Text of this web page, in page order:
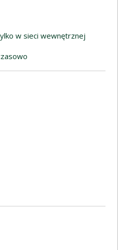
w sieci wewnętrznej